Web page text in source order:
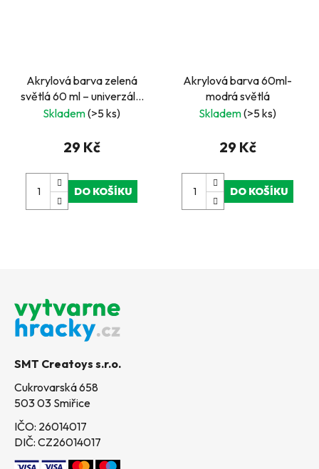
Akrylová barva zelená
světlá 60 ml – univerzální
barva na papír, dřevo i
Skladem(>5 ks)
29 Kč
DO KOŠÍKU
Akrylová barva 60ml-
modrá světlá
Skladem(>5 ks)
29 Kč
DO KOŠÍKU
SMT Creatoys s.r.o.
Cukrovarská 658
503 03 Smiřice
IČO: 26014017
DIČ: CZ26014017